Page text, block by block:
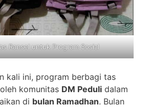
Ransel untuk Program Sosial
kali ini, program berbagi tas
komunitas DM Peduli dalam
di bulan Ramadhan. Bulan